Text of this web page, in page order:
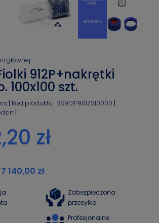
głównej
912P+nakrętki
100x100 szt.
Kod produktu: BS912P901ZS10000
zł
7 140,00 zł
Zabezpieczona
przesyłka
Profesjonalne